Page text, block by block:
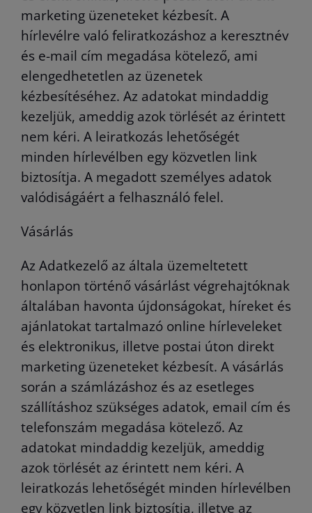
marketing üzeneteket kézbesít. A
hírlevélre való feliratkozáshoz a keresztnév
és e-mail cím megadása kötelező, ami
elengedhetetlen az üzenetek
kézbesítéséhez. Az adatokat mindaddig
kezeljük, ameddig azok törlését az érintett
nem kéri. A leiratkozás lehetőségét
minden hírlevélben egy közvetlen link
biztosítja. A megadott személyes adatok
valódiságáért a felhasználó felel.
Vásárlás
Az Adatkezelő az általa üzemeltetett
honlapon történő vásárlást végrehajtóknak
általában havonta újdonságokat, híreket és
ajánlatokat tartalmazó online hírleveleket
és elektronikus, illetve postai úton direkt
marketing üzeneteket kézbesít. A vásárlás
során a számlázáshoz és az esetleges
szállításhoz szükséges adatok, email cím és
telefonszám megadása kötelező. Az
adatokat mindaddig kezeljük, ameddig
azok törlését az érintett nem kéri. A
leiratkozás lehetőségét minden hírlevélben
egy közvetlen link biztosítja, illetve az